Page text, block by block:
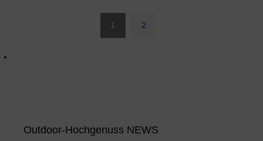
1 2
Outdoor-Hochgenuss NEWS